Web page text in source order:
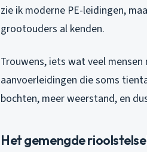
zie ik moderne PE-leidingen,
grootouders al kenden.
Trouwens, iets wat veel
aanvoerleidingen die soms
bochten, meer weerstand, en
Het gemengde